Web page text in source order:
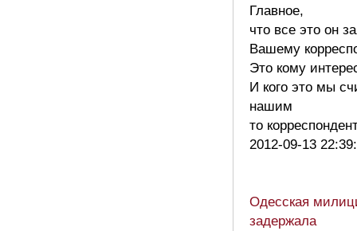
Главное,
что все это он
Вашему
Это кому
И кого это мы
нашим
то
2012-09-13
Одесская
задержала